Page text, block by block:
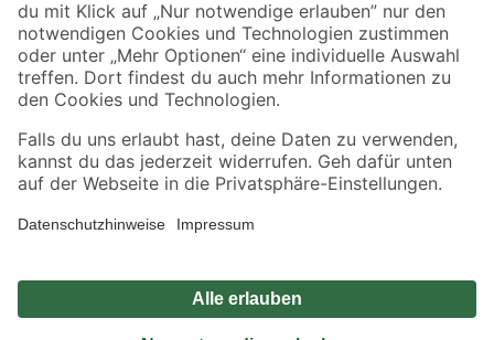
Jetzt die toom-App herunterladen
Alle Preisangaben in EUR inkl. gesetzl. MwSt.. Die dargestellten Angebote sind unter
Umständen nicht in allen Märkten verfügbar. Die angegebenen Verfügbarkeiten beziehen
Produkte nur solange der Vorrat reicht.
*Paketversand ab 59 € versandkostenfrei, gilt nicht für Artikel mit Speditionsversand, hier
Privatsphäre Impressum
Nutzungsbedingungen
Widerrufsrecht
Vertrag widerrufen